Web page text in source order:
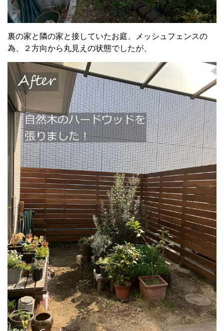
裏の家と隣の家と接していたお庭、メッシュフェンスの
為、２方向から丸見えの状態でしたが、